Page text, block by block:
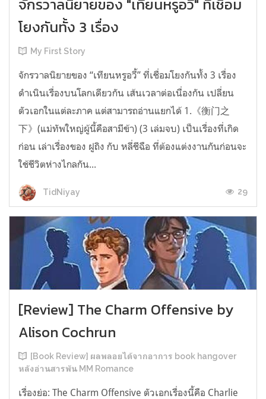
จักรวาลนิยายของ "เทียนหรูอวี้" ที่เชื่อม
โยงกันทั้ง 3 เรื่อง
My First Story
จักรวาลนิยายของ “เทียนหรูอวี้” ที่เชื่อมโยงกันทั้ง 3 เรื่อง
ดำเนินเรื่องบนโลกเดียวกัน เส้นเวลาต่อเนื่องกัน เปลี่ยน
ตัวเอกในแต่ละภาค แต่สามารถอ่านแยกได้ 1.《衡门之
下》(แม่ทัพใหญ่ผู้นี้คือสามีข้า) (3 เล่มจบ) เป็นเรื่องที่เกิด
ก่อน เล่าเรื่องของ ฝูถิง กับ หลี่ชีฉือ ที่ต้องแต่งงานกันก่อนจะ
ใช้ชีวิตห่างไกลกัน...
TidNiyay 29
[Review] The Charm Offensive by
Alison Cochrun
[Book Review] ผลพลอยได้จากอาการ book hangover
หลังอ่านสารพัน MM Romance
เรื่องย่อ: The Charm Offensive ตัวเอกเรื่องนี้คือ Charlie